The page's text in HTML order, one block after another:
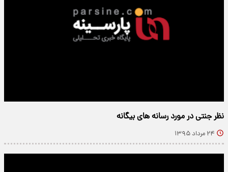
نظر جنتی در مورد رسانه های بیگانه
۲۴ مرداد ۱۳۹۵